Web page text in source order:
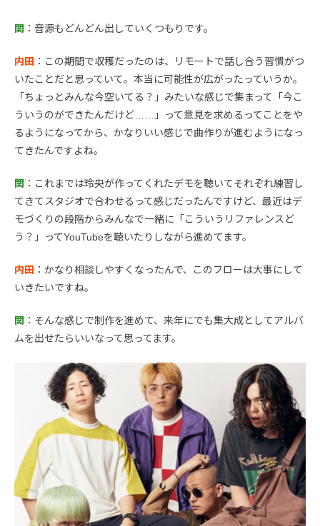
関 ：音源もどんどん出していくつもりです。
内田 ：この期間で収穫だったのは、リモートで話し合う習慣がつ
いたことだと思っていて。本当に可能性が広がったっていうか。
「ちょっとみんな今空いてる？」みたいな感じで集まって「今こ
ういうのができたんだけど……」って意見を求めるってことをや
るようになってから、かなりいい感じで曲作りが進むようになっ
てきたんですよね。
関 ：これまでは玲央が作ってくれたデモを聴いてそれぞれ練習し
てきてスタジオで合わせるって感じだったんですけど、最近はデ
モづくりの段階からみんなで一緒に「こういうリファレンスど
う？」ってYouTubeを聴いたりしながら進めてます。
内田 ：かなり相談しやすくなったんで、このフローは大事にして
いきたいですね。
関 ：そんな感じで制作を進めて、来年にでも集大成としてアルバ
ムを出せたらいいなって思ってます。